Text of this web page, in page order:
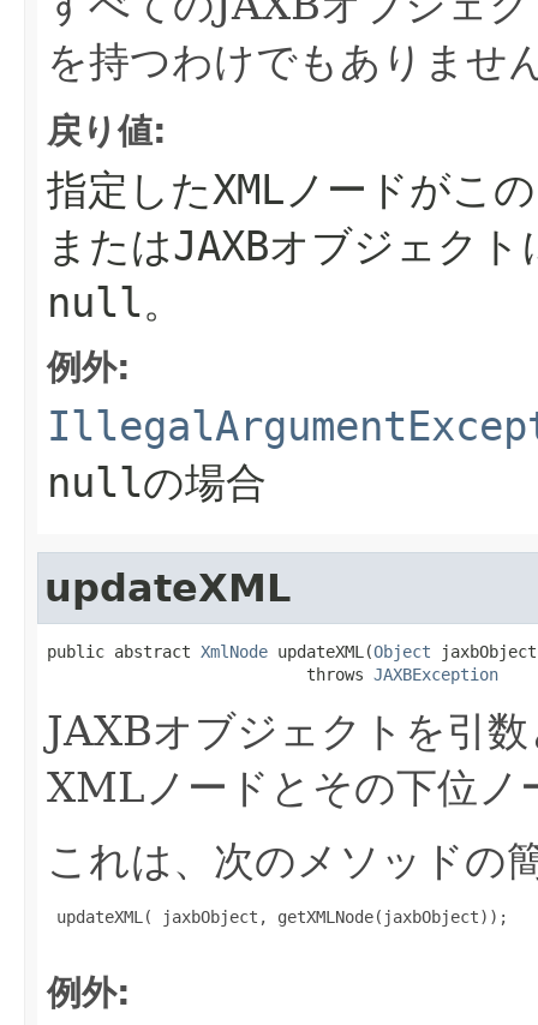
を持つわけでもありませ
戻り値:
指定したXMLノードがこの
またはJAXBオブジェク
null。
例外:
nullの場合
updateXML
public abstract XmlNode updateXML(Object
                           throws
JAXBException
JAXBオブジェクトを引
XMLノードとその下位ノ
これは、次のメソッドの
updateXML( jaxbObject, getXMLNode(jaxbObject));
例外: